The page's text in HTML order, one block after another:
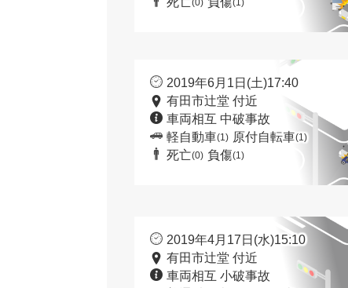
(0) (1)
2019年6月1日(土)17:40
有田市辻堂 付近
車両相互 中破事故
軽自動車(1) 原付自転車(1)
死亡(0) 負傷(1)
2019年4月17日(水)15:10
有田市辻堂 付近
車両相互 小破事故